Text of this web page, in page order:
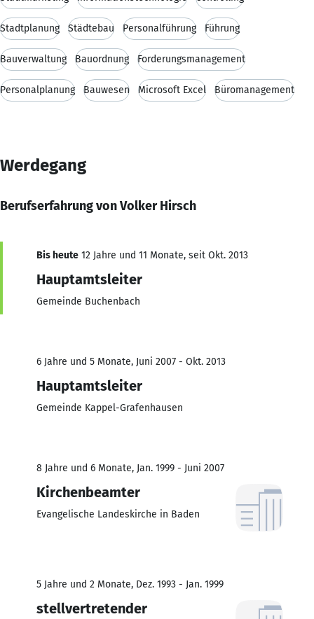
Stadtplanung Städtebau Personalführung Führung
Bauverwaltung Bauordnung Forderungsmanagement
Personalplanung Bauwesen Microsoft Excel Büromanagement
Werdegang
Berufserfahrung von Volker Hirsch
Bis heute 12 Jahre und 11 Monate, seit Okt. 2013
Hauptamtsleiter
Gemeinde Buchenbach
6 Jahre und 5 Monate, Juni 2007 - Okt. 2013
Hauptamtsleiter
Gemeinde Kappel-Grafenhausen
8 Jahre und 6 Monate, Jan. 1999 - Juni 2007
Kirchenbeamter
Evangelische Landeskirche in Baden
5 Jahre und 2 Monate, Dez. 1993 - Jan. 1999
stellvertretender